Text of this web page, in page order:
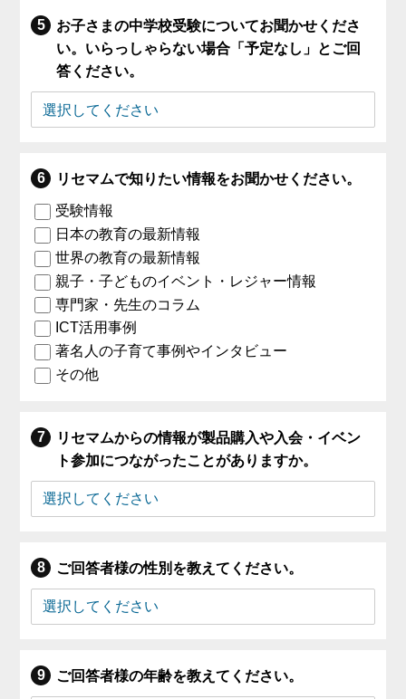
お子さまの中学校受験についてお聞かせくださ
い。いらっしゃらない場合「予定なし」とご回
答ください。
リセマムで知りたい情報をお聞かせください。
受験情報
日本の教育の最新情報
世界の教育の最新情報
親子・子どものイベント・レジャー情報
専門家・先生のコラム
ICT活用事例
著名人の子育て事例やインタビュー
その他
リセマムからの情報が製品購入や入会・イベン
ト参加につながったことがありますか。
ご回答者様の性別を教えてください。
ご回答者様の年齢を教えてください。